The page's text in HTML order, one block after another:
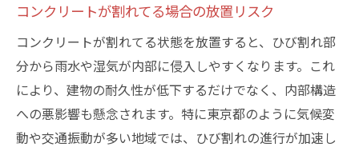
コンクリートが割れてる場合の放置リスク
コンクリートが割れてる状態を放置すると、ひび割れ部
分から雨水や湿気が内部に侵入しやすくなります。これ
により、建物の耐久性が低下するだけでなく、内部構造
への悪影響も懸念されます。特に東京都のように気候変
動や交通振動が多い地域では、ひび割れの進行が加速し